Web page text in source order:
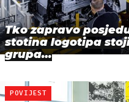
Tko zapravo
stotina logotipa
grupa…
POVIJEST